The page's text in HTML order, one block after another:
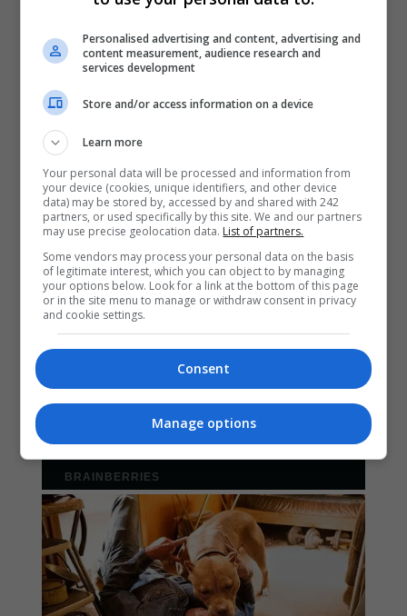
Personalised advertising and content, advertising and
content measurement, audience research and
services development
Store and/or access information on a device
Learn more
Your personal data will be processed and information from
your device (cookies, unique identifiers, and other device
data) may be stored by, accessed by and shared with 242
partners, or used specifically by this site. We and our partners
may use precise geolocation data. List of partners.
Some vendors may process your personal data on the basis
of legitimate interest, which you can object to by managing
your options below. Look for a link at the bottom of this page
or in the site menu to manage or withdraw consent in privacy
and cookie settings.
Consent
Manage options